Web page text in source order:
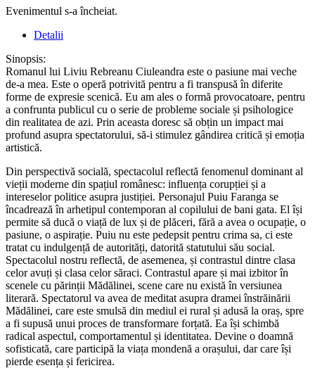
Evenimentul s-a încheiat.
Detalii
Sinopsis:
Romanul lui Liviu Rebreanu Ciuleandra este o pasiune mai veche
de-a mea. Este o operă potrivită pentru a fi transpusă în diferite
forme de expresie scenică. Eu am ales o formă provocatoare, pentru
a confrunta publicul cu o serie de probleme sociale și psihologice
din realitatea de azi. Prin aceasta doresc să obțin un impact mai
profund asupra spectatorului, să-i stimulez gândirea critică și emoția
artistică.
Din perspectivă socială, spectacolul reflectă fenomenul dominant al
vieții moderne din spațiul românesc: influența corupției și a
intereselor politice asupra justiției. Personajul Puiu Faranga se
încadrează în arhetipul contemporan al copilului de bani gata. El își
permite să ducă o viață de lux și de plăceri, fără a avea o ocupație, o
pasiune, o aspirație. Puiu nu este pedepsit pentru crima sa, ci este
tratat cu indulgență de autorități, datorită statutului său social.
Spectacolul nostru reflectă, de asemenea, și contrastul dintre clasa
celor avuți și clasa celor săraci. Contrastul apare și mai izbitor în
scenele cu părinții Mădălinei, scene care nu există în versiunea
literară. Spectatorul va avea de meditat asupra dramei înstrăinării
Mădălinei, care este smulsă din mediul ei rural și adusă la oraș, spre
a fi supusă unui proces de transformare forțată. Ea își schimbă
radical aspectul, comportamentul și identitatea. Devine o doamnă
sofisticată, care participă la viața mondenă a orașului, dar care își
pierde esența și fericirea.